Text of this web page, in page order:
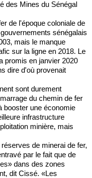
des Mines du Sénégal
de l'époque coloniale de
sénégalais
mais le manque
sur la ligne en 2018. Le
promis en janvier 2020
dire d'où provenait
sont durement
du chemin de fer
booster une économie
infrastructure
minière, mais
de minerai de fer,
par le fait que de
dans des zones
dit Cissé. «Les